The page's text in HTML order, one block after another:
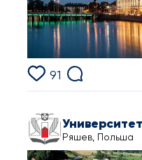
91
Ряшев, Польша